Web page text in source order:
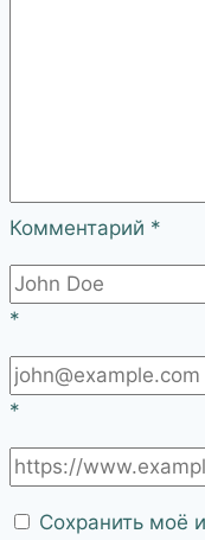
Комментарий *
*
*
Сохранить моё